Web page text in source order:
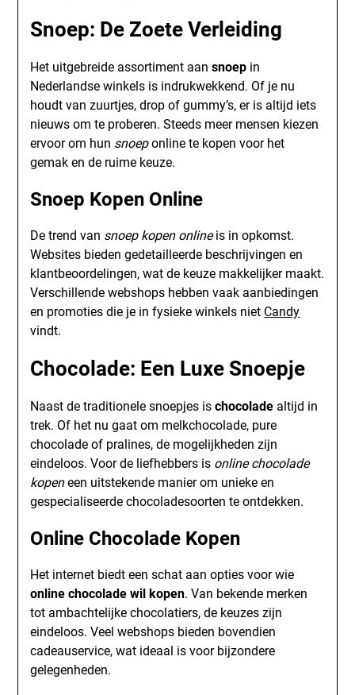
Snoep: De Zoete Verleiding
Het uitgebreide assortiment aansnoep in
Nederlandse winkels is indrukwekkend. Of je nu
houdt van zuurtjes, drop of gummy’s, er is altijd iets
nieuws om te proberen. Steeds meer mensen kiezen
ervoor om hun snoeponline te kopen voor het
gemak en de ruime keuze.
Snoep Kopen Online
De trend van snoep kopen onlineis in opkomst.
Websites bieden gedetailleerde beschrijvingen en
klantbeoordelingen, wat de keuze makkelijker maakt.
Verschillende webshops hebben vaak aanbiedingen
en promoties die je in fysieke winkels niet Candy
vindt.
Chocolade: Een Luxe Snoepje
Naast de traditionele snoepjes ischocolade altijd in
trek. Of het nu gaat om melkchocolade, pure
chocolade of pralines, de mogelijkheden zijn
eindeloos. Voor de liefhebbers is online chocolade
kopeneen uitstekende manier om unieke en
gespecialiseerde chocoladesoorten te ontdekken.
Online Chocolade Kopen
Het internet biedt een schat aan opties voor wie
online chocolade wil kopen. Van bekende merken
tot ambachtelijke chocolatiers, de keuzes zijn
eindeloos. Veel webshops bieden bovendien
cadeauservice, wat ideaal is voor bijzondere
gelegenheden.